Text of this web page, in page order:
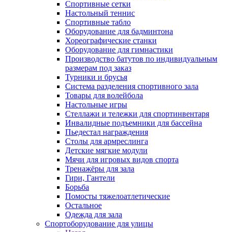
Спортивные сетки
Настольный теннис
Спортивные табло
Оборудование для бадминтона
Хореографические станки
Оборудование для гимнастики
Производство батутов по индивидуальным
размерам под заказ
Турники и брусья
Система разделения спортивного зала
Товары для волейбола
Настольные игры
Стеллажи и тележки для спортинвентаря
Инвалидные подъемники для бассейна
Пьедестал награждения
Столы для армреслинга
Детские мягкие модули
Мячи для игровых видов спорта
Тренажёры для зала
Гири, Гантели
Борьба
Помосты тяжелоатлетические
Остальное
Одежда для зала
Спортоборудование для улицы